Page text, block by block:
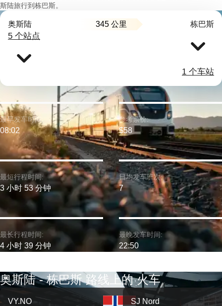
斯陆旅行到栋巴斯。
奥斯陆 345 公里 栋巴斯
5 个站点
1 个车站
最短行程时间:
3 小时 53 分钟
最早发车时间:
08:02
最长行程时间:
4 小时 39 分钟
参考票价:
$58
日均发车班次:
7
最晚发车时间:
22:50
奥斯陆 - 栋巴斯 路线上的 火车
VY.NO SJ Nord